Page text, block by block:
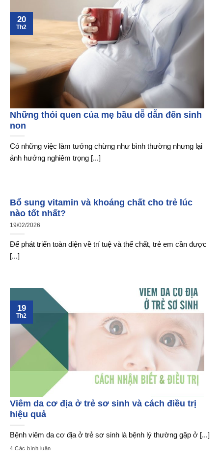
Những thói quen của mẹ bầu dễ dẫn đến sinh
non
Có những việc làm tưởng chừng như bình thường nhưng lại
ảnh hưởng nghiêm trọng [...]
20
Th2
Bổ sung vitamin và khoáng chất cho trẻ lúc
nào tốt nhất?
19/02/2026
Để phát triển toàn diện về trí tuệ và thể chất, trẻ em cần được
[...]
Viêm da cơ địa ở trẻ sơ sinh và cách điều trị
hiệu quả
Bệnh viêm da cơ địa ở trẻ sơ sinh là bệnh lý thường gặp ở [...]
4 Các bình luận
19
Th2